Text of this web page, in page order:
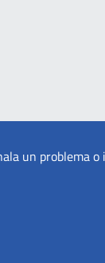
un problema